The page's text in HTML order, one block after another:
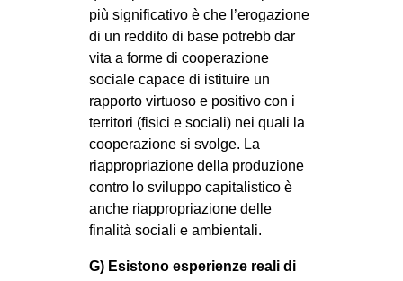
più significativo è che l’erogazione
di un reddito di base potrebb dar
vita a forme di cooperazione
sociale capace di istituire un
rapporto virtuoso e positivo con i
territori (fisici e sociali) nei quali la
cooperazione si svolge. La
riappropriazione della produzione
contro lo sviluppo capitalistico è
anche riappropriazione delle
finalità sociali e ambientali.
G) Esistono esperienze reali di